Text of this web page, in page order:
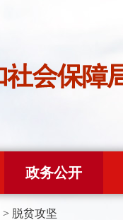
政务公开
> 脱贫攻坚